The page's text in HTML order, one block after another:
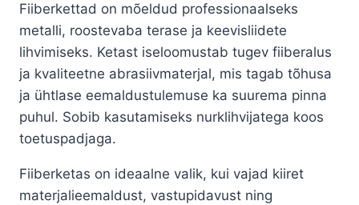
Fiiberkettad on mõeldud professionaalseks
metalli, roostevaba terase ja keevisliidete
lihvimiseks. Ketast iseloomustab tugev fiiberalus
ja kvaliteetne abrasiivmaterjal, mis tagab tõhusa
ja ühtlase eemaldustulemuse ka suurema pinna
puhul. Sobib kasutamiseks nurklihvijatega koos
toetuspadjaga.
Fiiberketas on ideaalne valik, kui vajad kiiret
materjalieemaldust, vastupidavust ning